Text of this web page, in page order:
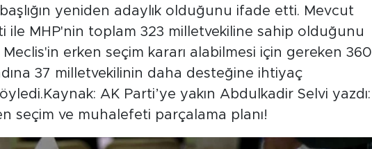
yeniden adaylık olduğunu ifade etti. Mevcut
ile MHP'nin toplam 323 milletvekiline sahip olduğunu
Meclis'in erken seçim kararı alabilmesi için gereken 360
37 milletvekilinin daha desteğine ihtiyaç
AK Parti’ye yakın Abdulkadir Selvi yazdı:
seçim ve muhalefeti parçalama planı!